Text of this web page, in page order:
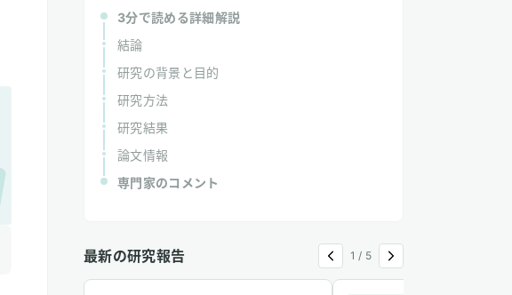
3分で読める詳細解説
結論
研究の背景と目的
研究方法
研究結果
論文情報
専門家のコメント
最新の研究報告 1 / 5